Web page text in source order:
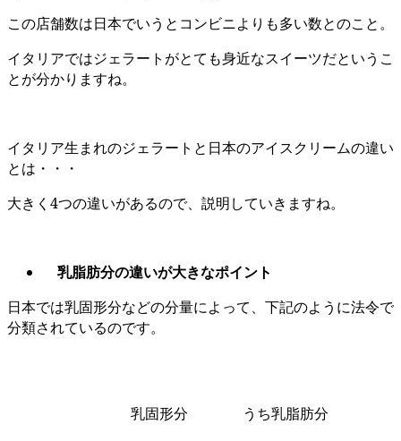
この店舗数は日本でいうとコンビニよりも多い数とのこと。
イタリアではジェラートがとても身近なスイーツだというこ
とが分かりますね。
イタリア生まれのジェラートと日本のアイスクリームの違い
とは・・・
大きく4つの違いがあるので、説明していきますね。
乳脂肪分の違いが大きなポイント
日本では乳固形分などの分量によって、下記のように法令で
分類されているのです。
乳固形分 うち乳脂肪分